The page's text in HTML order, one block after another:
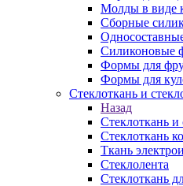
Молды в виде
Сборные
Силиконовые
Формы для
Формы для
Стеклоткань и
Назад
Стеклоткань и
Стеклоткань
Ткань
Стеклолента
Стеклоткань